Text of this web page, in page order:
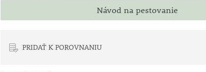
Návod na pestovanie
PRIDAŤ K POROVNANIU